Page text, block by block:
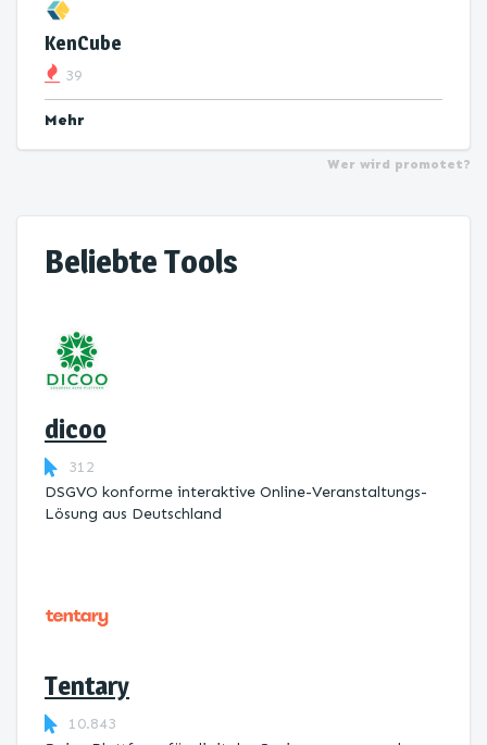
KenCube
39
Mehr
Wer wird promotet?
Beliebte Tools
dicoo
312
DSGVO konforme interaktive Online-Veranstaltungs-
Lösung aus Deutschland
Tentary
10.843